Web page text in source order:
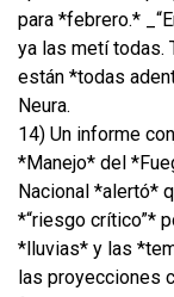
para *febrero.*
ya las metí todas.
están *todas
Neura.
14) Un informe
*Manejo* del
Nacional *alertó*
*“riesgo crítico”*
*lluvias* y las
las proyecciones